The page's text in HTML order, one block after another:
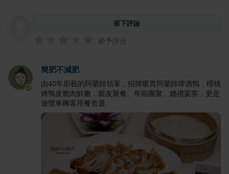
留下評論
給予評分
簡肥不減肥
由40年廚藝的阿榮師領軍，招牌暖胃阿榮師啤酒鴨，櫻桃
烤鴨皮脆肉鮮嫩，親友聚餐、年節團聚、婚禮宴客，更是
遊覽車團客用餐首選